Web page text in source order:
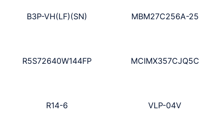
B3P-VH(LF)(SN) MBM27C256A-25
R5S72640W144FP MCIMX357CJQ5C
R14-6 VLP-04V